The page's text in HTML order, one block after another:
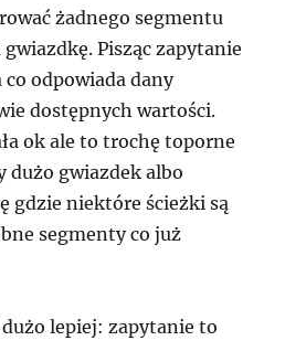
żadnego segmentu
Pisząc zapytanie
odpowiada dany
dostępnych wartości.
ok ale to trochę toporne
dużo gwiazdek albo
gdzie niektóre ścieżki są
segmenty co już
lepiej: zapytanie to